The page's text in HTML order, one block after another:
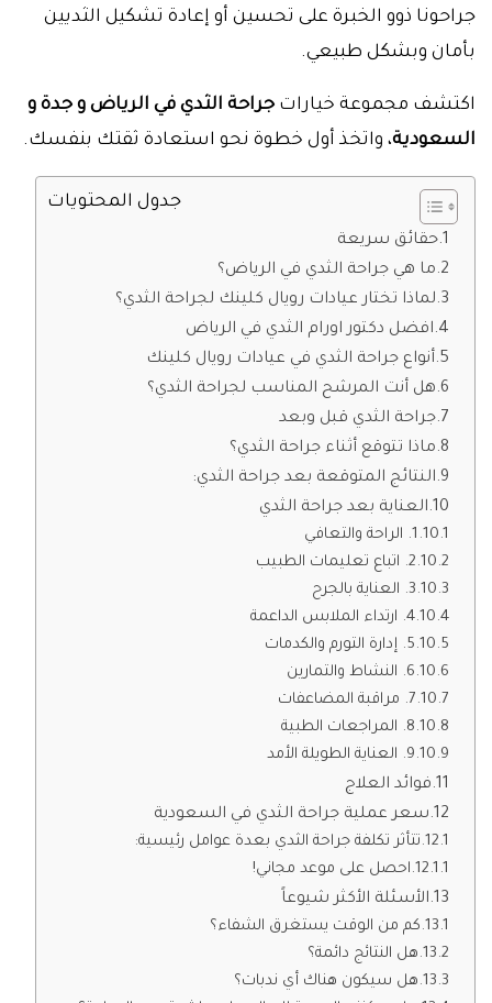
جراحونا ذوو الخبرة على تحسين أو إعادة تشكيل الثديين
بأمان وبشكل طبيعي.
اكتشف مجموعة خيارات جراحة الثدي في الرياض و جدة و
السعودية، واتخذ أول خطوة نحو استعادة ثقتك بنفسك.
جدول المحتويات
حقائق سريعة
ما هي جراحة الثدي في الرياض؟
لماذا تختار عيادات رويال كلينك لجراحة الثدي؟
افضل دكتور اورام الثدي في الرياض
أنواع جراحة الثدي في عيادات رويال كلينك
هل أنت المرشح المناسب لجراحة الثدي؟
جراحة الثدي قبل وبعد
ماذا تتوقع أثناء جراحة الثدي؟
النتائج المتوقعة بعد جراحة الثدي:
العناية بعد جراحة الثدي
1. الراحة والتعافي
2. اتباع تعليمات الطبيب
3. العناية بالجرح
4. ارتداء الملابس الداعمة
5. إدارة التورم والكدمات
6. النشاط والتمارين
7. مراقبة المضاعفات
8. المراجعات الطبية
9. العناية الطويلة الأمد
فوائد العلاج
سعر عملية جراحة الثدي في السعودية
تتأثر تكلفة جراحة الثدي بعدة عوامل رئيسية:
احصل على موعد مجاني!
الأسئلة الأكثر شيوعاً
كم من الوقت يستغرق الشفاء؟
هل النتائج دائمة؟
هل سيكون هناك أي ندبات؟